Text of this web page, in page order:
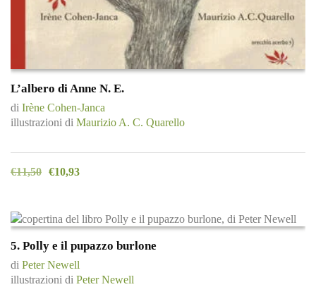
L’albero di Anne N. E.
di Irène Cohen-Janca
illustrazioni di Maurizio A. C. Quarello
€11,50 €10,93
5. Polly e il pupazzo burlone
di Peter Newell
illustrazioni di Peter Newell